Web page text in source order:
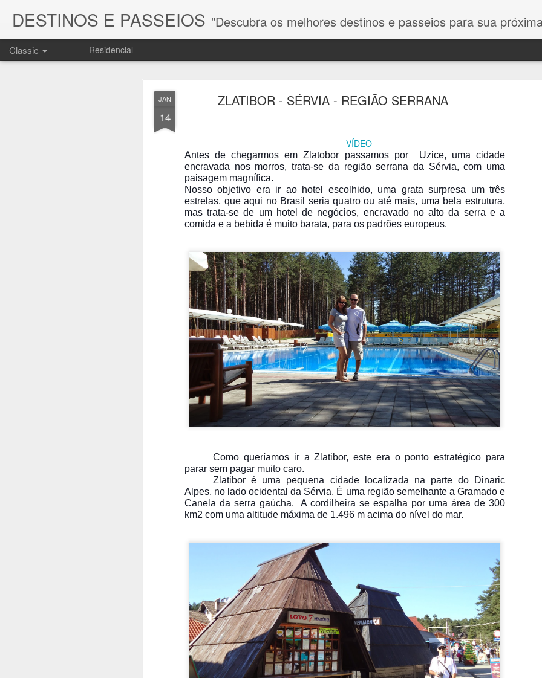
JAN
14
ZLATIBOR - SÉRVIA - REGIÃO SERRANA
VÍDEO
Antes de chegarmos em Zlatobor passamos por Uzice, uma cidade
encravada nos morros, trata-se da região serrana da Sérvia, com uma
paisagem magnífica.
Nosso objetivo era ir ao hotel escolhido, uma grata surpresa um três
estrelas, que aqui no Brasil seria quatro ou até mais, uma bela estrutura,
mas trata-se de um hotel de negócios, encravado no alto da serra e a
comida e a bebida é muito barata, para os padrões europeus.
Como queríamos ir a Zlatibor, este era o ponto estratégico para
parar sem pagar muito caro.
Zlatibor é uma pequena cidade localizada na parte do Dinaric
Alpes, no lado ocidental da Sérvia. É uma região semelhante a Gramado e
Canela da serra gaúcha. A cordilheira se espalha por uma área de 300
km2 com uma altitude máxima de 1.496 m acima do nível do mar.
DESTINOS E PASSEIOS "Descubra os melhores destinos e passeios para sua próxima viagem. Dicas exclusivas, roteiros detalhados e guias completos
Classic Residencial
ZÁMEC SYCHROV - CASTELO DE SYCHROV
ZÁMEC SYCHROV - CASTELO DE SYCHROV